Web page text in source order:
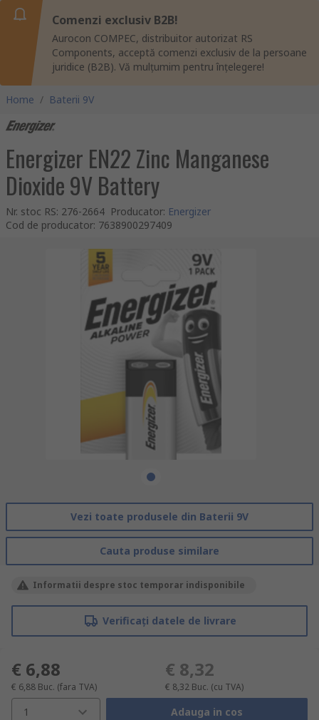
Comenzi exclusiv B2B!
Aurocon COMPEC, distribuitor autorizat RS
Components, acceptă comenzi exclusiv de la persoane
juridice (B2B). Vă mulțumim pentru înțelegere!
Home / Baterii 9V
Energizer EN22 Zinc Manganese
Dioxide 9V Battery
Nr. stoc RS: 276-2664 Producator: Energizer
Cod de producator: 7638900297409
Vezi toate produsele din Baterii 9V
Cauta produse similare
Informatii despre stoc temporar indisponibile
Verificați datele de livrare
€ 6,88
€ 6,88 Buc. (fara TVA)
€ 8,32
€ 8,32 Buc. (cu TVA)
1 Adauga in cos